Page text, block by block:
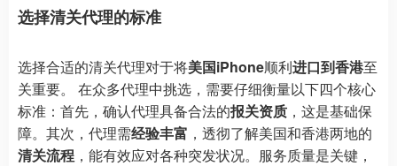
选择清关代理的标准
选择合适的清关代理对于将美国iPhone顺利进口到香港至
关重要。 在众多代理中挑选，需要仔细衡量以下四个核心
标准：首先，确认代理具备合法的报关资质 ，这是基础保
障。其次，代理需经验丰富 ，透彻了解美国和香港两地的
清关流程 ，能有效应对各种突发状况。服务质量是关键，